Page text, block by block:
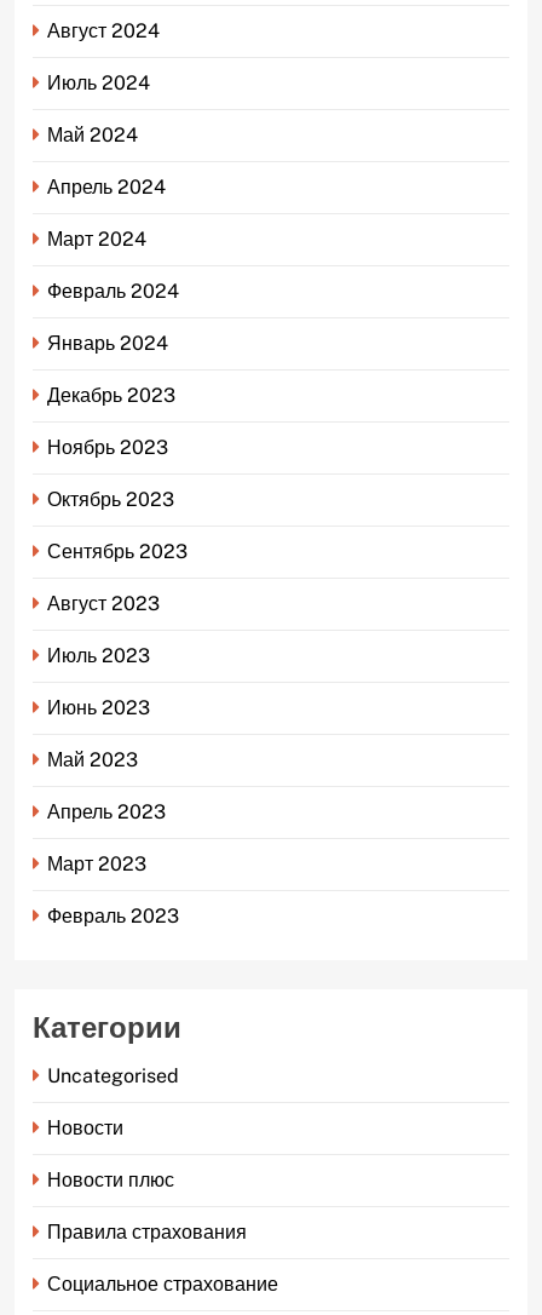
Август 2024
Июль 2024
Май 2024
Апрель 2024
Март 2024
Февраль 2024
Январь 2024
Декабрь 2023
Ноябрь 2023
Октябрь 2023
Сентябрь 2023
Август 2023
Июль 2023
Июнь 2023
Май 2023
Апрель 2023
Март 2023
Февраль 2023
Категории
Uncategorised
Новости
Новости плюс
Правила страхования
Социальное страхование